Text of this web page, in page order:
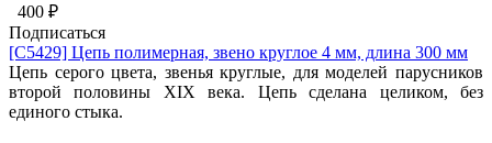
400 ₽
Подписаться
[C5429] Цепь полимерная, звено круглое 4 мм, длина 300 мм
Цепь серого цвета, звенья круглые, для моделей парусников
второй половины XIX века. Цепь сделана целиком, без
единого стыка.